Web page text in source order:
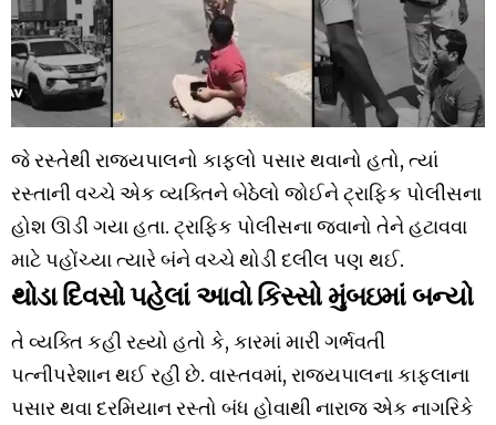
જે રસ્તેથી રાજ્યપાલનો કાફલો પસાર થવાનો હતો, ત્યાં
રસ્તાની વચ્ચે એક વ્યક્તિને બેઠેલો જોઈને ટ્રાફિક પોલીસના
હોશ ઊડી ગયા હતા. ટ્રાફિક પોલીસના જવાનો તેને હટાવવા
માટે પહોંચ્યા ત્યારે બંને વચ્ચે થોડી દલીલ પણ થઈ.
થોડા દિવસો પહેલાં આવો કિસ્સો મુંબઇમાં બન્યો
તે વ્યક્તિ કહી રહ્યો હતો કે, કારમાં મારી ગર્ભવતી
પત્નીપરેશાન થઈ રહી છે. વાસ્તવમાં, રાજ્યપાલના કાફલાના
પસાર થવા દરમિયાન રસ્તો બંધ હોવાથી નારાજ એક નાગરિકે